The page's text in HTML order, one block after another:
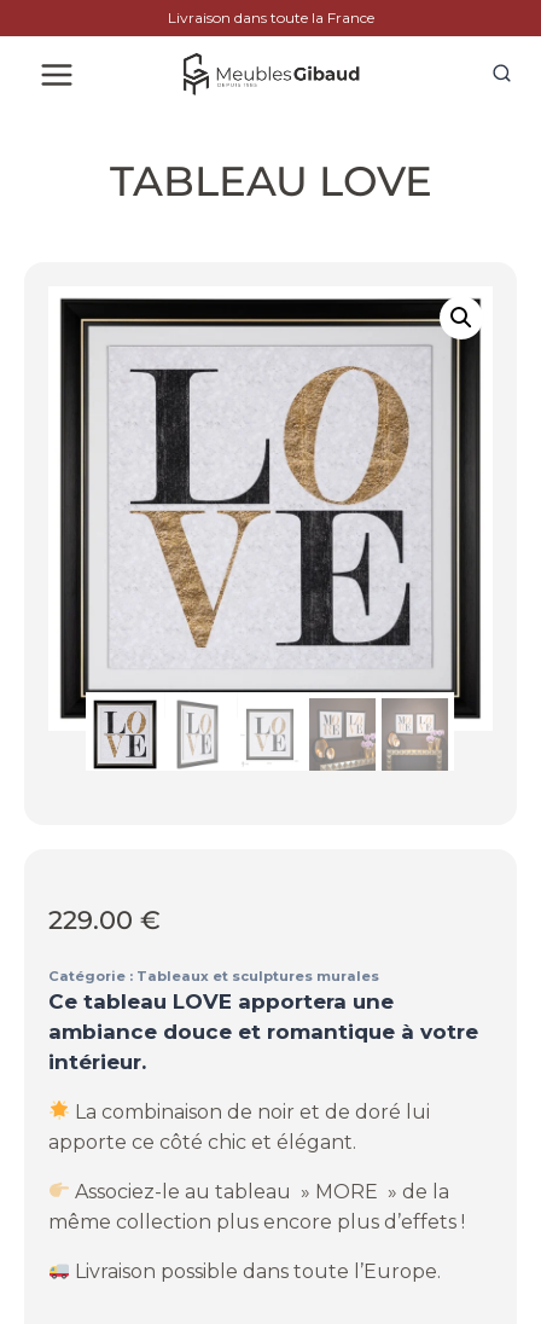
Livraison dans toute la France
TABLEAU LOVE
229.00 €
Catégorie : Tableaux et sculptures murales
Ce tableau LOVE apportera une
ambiance douce et romantique à votre
intérieur.
La combinaison de noir et de doré lui
apporte ce côté chic et élégant.
Associez-le au tableau » MORE » de la
même collection plus encore plus d’effets !
Livraison possible dans toute l’Europe.